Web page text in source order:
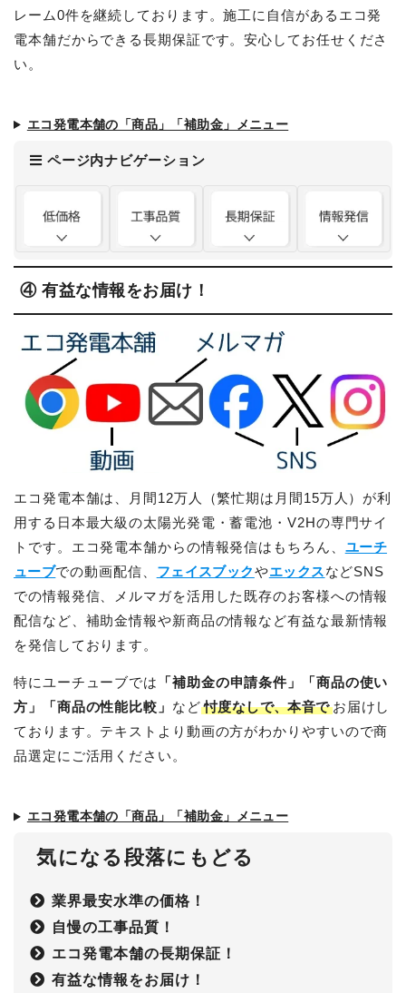
レーム0件を継続しております。施工に自信があるエコ発
電本舗だからできる長期保証です。安心してお任せくださ
い。
エコ発電本舗の「商品」「補助金」メニュー
ページ内ナビゲーション
④ 有益な情報をお届け！
エコ発電本舗は、月間12万人（繁忙期は月間15万人）が利
用する日本最大級の太陽光発電・蓄電池・V2Hの専門サイ
トです。エコ発電本舗からの情報発信はもちろん、 ユーチ
ューブでの動画配信、 フェイスブックやエックスなどSNS
での情報発信、メルマガを活用した既存のお客様への情報
配信など、補助金情報や新商品の情報など有益な最新情報
を発信しております。
特にユーチューブでは
「補助金の申請条件」「商品の使い
方」「商品の性能比較」 など 忖度なしで、本音でお届けし
ております。テキストより動画の方がわかりやすいので商
品選定にご活用ください。
エコ発電本舗の「商品」「補助金」メニュー
気になる段落にもどる
業界最安水準の価格！
自慢の工事品質！
エコ発電本舗の長期保証！
有益な情報をお届け！